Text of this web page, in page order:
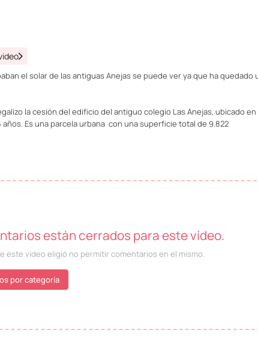
el solar de las antiguas Anejas se puede ver ya que ha quedado
la cesión del edificio del antiguo colegio Las Anejas, ubicado en
Es una parcela urbana con una superficie total de 9.822
están cerrados para este vídeo.
este vídeo eligió no permitir comentarios en el mismo.
por categoría